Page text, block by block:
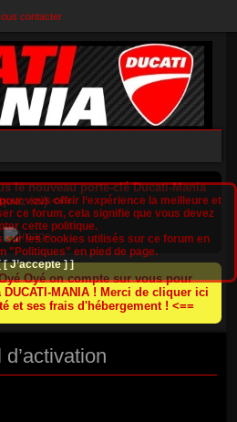
contacter
le nouveau porte-clé Ducati-Mania
ici) <==
Oyé on compte sur vous pour
MANIA ! Merci de cliquer ici
et ses frais d'hébergement ! <==
vous offrir l‘expérience la meilleure et
ce forum, cela signifie que vous devez
cette politique.
sur les cookies utilisés sur ce forum en
"Politiques" en pied de page.
[ J’accepte ] ]